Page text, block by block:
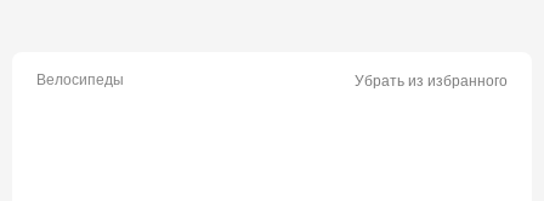
Велосипеды Убрать из избранного